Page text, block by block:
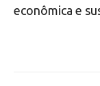
econômica e